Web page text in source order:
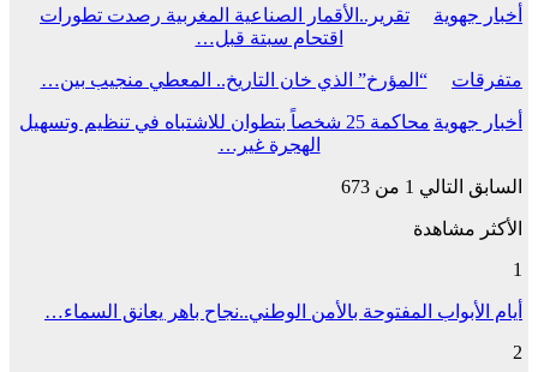
أخبار جهوية
تقرير..الأقمار الصناعية المغربية رصدت تطورات
اقتحام سبتة قبل…
متفرقات “المؤرخ” الذي خان التاريخ.. المعطي منجيب بين…
أخبار جهوية
محاكمة 25 شخصاً بتطوان للاشتباه في تنظيم وتسهيل
الهجرة غير…
السابق التالي 1 من 673
الأكثر مشاهدة
1
أيام الأبواب المفتوحة بالأمن الوطني..نجاح باهر يعانق السماء…
2